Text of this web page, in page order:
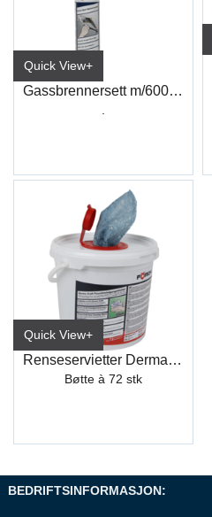
Quick View+
Gassbrennersett m/600ml Gassboks
Quick View+
Renseservietter Derma Craft (72)
Bøtte à 72 stk
BEDRIFTSINFORMASJON: